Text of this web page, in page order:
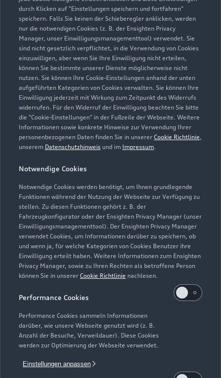
durch Klicken auf "Einstellungen speichern und fortfahren"
speichern. Falls Sie keinen der Schieberegler anklicken, werden
nur die notwendigen Cookies (z. B. der Ensighten Privacy
Manager, unser Einwilligungsmanagementtool) verwendet. Sie
sind nicht gesetzlich verpflichtet, in die Verwendung von Cookies
einzuwilligen, aber wenn Sie Ihre Einwilligung nicht erteilen,
können Sie bestimmte unserer Dienste möglicherweise nicht
nutzen. Sie können Ihre Cookie-Einstellungen anhand der unten
aufgeführten Kategorien von Cookies verwalten. Sie können Ihre
Einwilligung jederzeit mit Wirkung zum Zeitpunkt des Widerrufs
widerrufen. Für den Widerruf der Einwilligung beachten Sie bitte
die "Cookie-Einstellungen" in der Fußzeile der Webseite. Weitere
Informationen sowie konkrete Hinweise zur Verwendung Ihrer
personenbezogenen Daten finden Sie in unserer Cookie Richtlinie,
unserem Datenschutzhinweis und im Impressum.
Notwendige Cookies
Notwendige Cookies werden benötigt, um Ihnen grundlegende
Funktionen während der Nutzung der Webseite zur Verfügung zu
stellen. Zu diesen Funktionen gehört z. B. der
Fahrzeugkonfigurator oder der Ensighten Privacy Manager (unser
Einwilligungsmanagementtool). Der Ensighten Privacy Manager
verwendet Cookies, um Informationen darüber zu speichern, ob
und wenn ja, für welche Kategorien von Cookies Benutzer ihre
Einwilligung erteilt haben. Weitere Informationen zum Ensighten
Privacy Manager, sowie zu Ihren Rechten als betroffene Person
können Sie in unserer Cookie Richtlinie nachlesen.
Performance Cookies
Performance Cookies sammeln Informationen
darüber, wie unsere Webseite genutzt wird (z. B.
Anzahl der Besuche, Verweildauer). Diese Cookies
werden zur Optimierung der Webseite verwendet.
Einstellungen anpassen
Zu den Rädern
Modelle
Alle Modelle
Modelle vergleichen
Elektromodelle
Plug-in-Hybride
Kaufen & leasen
Neuwagensuche
Gebrauchtwagen
Finanzierung
Aktionen & Angebote
Geschäftskunden
Service & Zubehör
Garantie
Audi digital services
Kundenservice
Händlersuche
Über Audi
Unternehmen
Karriere